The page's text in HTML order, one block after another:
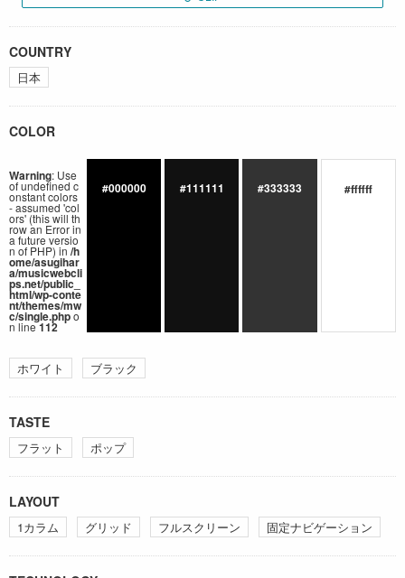
COUNTRY
日本
COLOR
Warning: Use
of undefined c
onstant colors
- assumed 'col
ors' (this will th
row an Error in
a future versio
n of PHP) in /h
ome/asugihar
a/musicwebcli
ps.net/public_
html/wp-conte
nt/themes/mw
c/single.phpo
n line112
#000000 #111111 #333333 #ffffff
ホワイト ブラック
TASTE
フラット ポップ
LAYOUT
1カラム グリッド フルスクリーン 固定ナビゲーション